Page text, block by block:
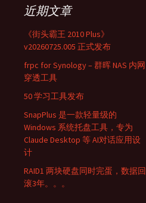
近期文章
《街头霸王 2010 Plus》
v20260725.005 正式发布
frpc for Synology – 群晖 NAS 内网
穿透工具
50 学习工具发布
SnapPlus 是一款轻量级的
Windows 系统托盘工具，专为
Claude Desktop 等 AI对话应用设
计
RAID1 两块硬盘同时完蛋，数据回
滚3年。。。